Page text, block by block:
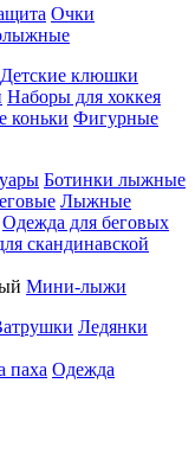
Очки
Детские клюшки
Наборы для хоккея
коньки Фигурные
Ботинки лыжные
Лыжные
Одежда для беговых
скандинавской
Мини-лыжи
Ледянки
паха Одежда